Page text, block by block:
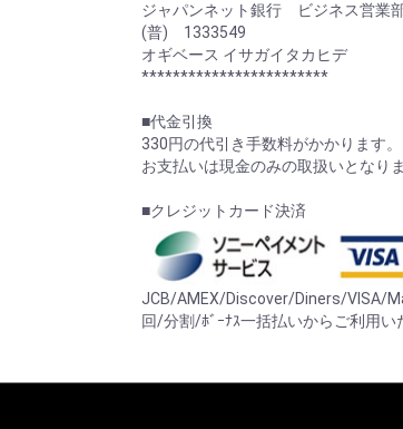
ジャパンネット銀行 ビジネス営業
(普) 1333549
オギベース イサガイタカヒデ
************************
■代金引換
330円の代引き手数料がかかります。
お支払いは現金のみの取扱いとなりま
■クレジットカード決済
JCB/AMEX/Discover/Diners/VISA/
回/分割/ﾎﾞｰﾅｽ一括払いからご利用い